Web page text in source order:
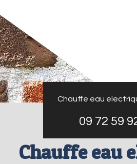
Chauffe eau
09 72 59
Chauffe eau